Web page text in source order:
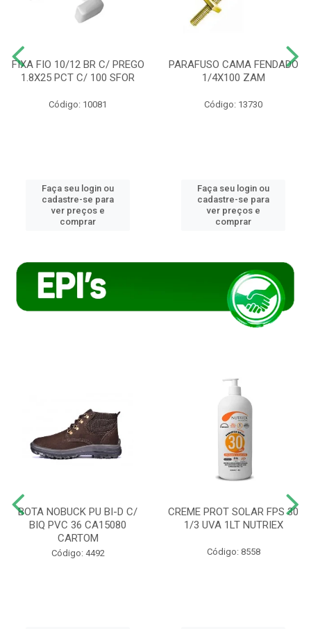
FIXA FIO 10/12 BR C/ PREGO
1.8X25 PCT C/ 100 SFOR
Código: 10081
Faça seu login ou
cadastre-se para
ver preços e
comprar
PARAFUSO CAMA FENDADO
1/4X100 ZAM
Código: 13730
Faça seu login ou
cadastre-se para
ver preços e
comprar
BOTA NOBUCK PU BI-D C/
BIQ PVC 36 CA15080
CARTOM
Código: 4492
CREME PROT SOLAR FPS 30
1/3 UVA 1LT NUTRIEX
Código: 8558